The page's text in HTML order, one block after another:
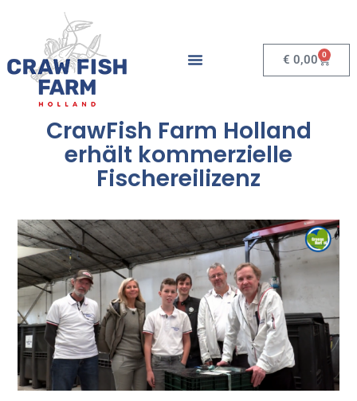
€ 0,00 0
CrawFish Farm Holland
erhält kommerzielle
Fischereilizenz